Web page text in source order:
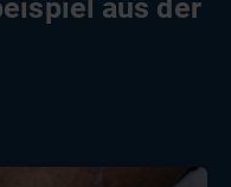
aus der